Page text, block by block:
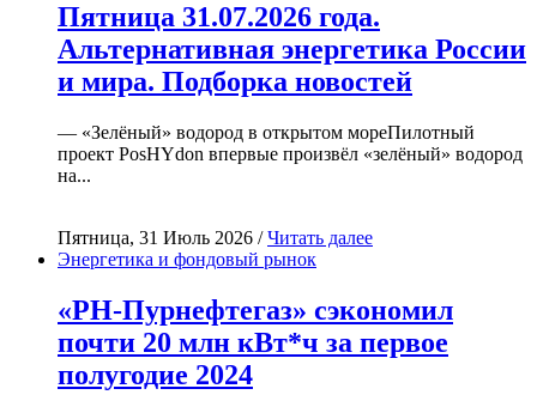
Пятница 31.07.2026 года.
Альтернативная энергетика России
и мира. Подборка новостей
— «Зелёный» водород в открытом мореПилотный
проект PosHYdon впервые произвёл «зелёный» водород
на...
Пятница, 31 Июль 2026 /Читать далее
Энергетика и фондовый рынок
«РН-Пурнефтегаз» сэкономил
почти 20 млн кВт*ч за первое
полугодие 2024